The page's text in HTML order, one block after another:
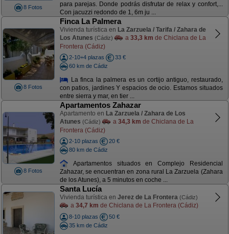
8 Fotos
para parejas. Donde podrás disfrutar de relax y confort,...
Con jacuzzi redondo de 1, 6m ju ...
8 Fotos
Finca La Palmera
Vivienda turística en La Zarzuela / Tarifa / Zahara de
Los Atunes (Cádiz) a 33,3 km de Chiclana de La
Frontera (Cádiz)
2-10+4 plazas
33 €
60 km de Cádiz
La finca la palmera es un cortijo antiguo, restaurado,
con patios, jardines Y espacios de ocio. Estamos situados
entre sierra y mar, en tier ...
8 Fotos
Apartamentos Zahazar
Apartamento en La Zarzuela / Zahara de Los
Atunes (Cádiz) a 34,3 km de Chiclana de La
Frontera (Cádiz)
2-10 plazas
20 €
80 km de Cádiz
Apartamentos situados en Complejo Residencial
Zahazar, se encuentran en zona rural La Zarzuela (Zahara
de los Atunes), a 5 minutos en coche ...
Santa Lucía
Vivienda turística en Jerez de La Frontera (Cádiz)
a 34,7 km de Chiclana de La Frontera (Cádiz)
8-10 plazas
50 €
35 km de Cádiz